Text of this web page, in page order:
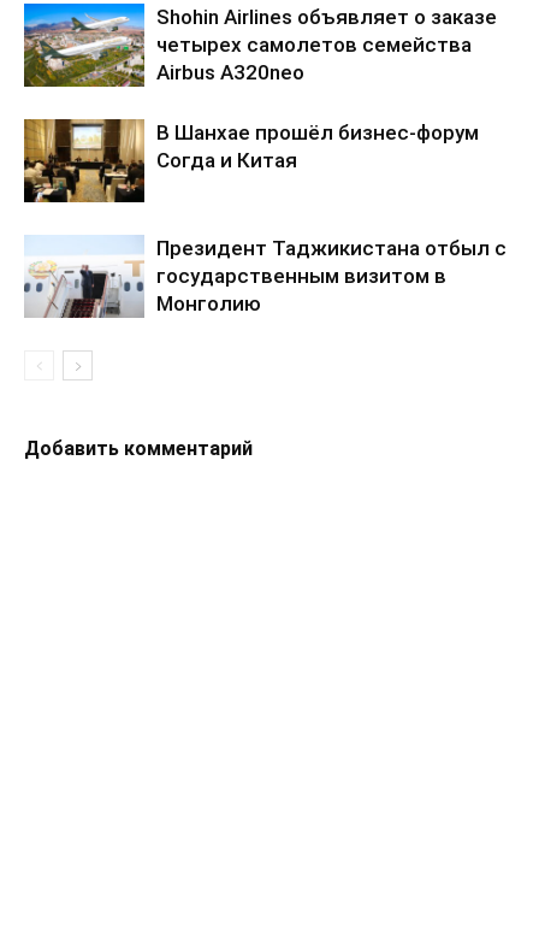
Shohin Airlines объявляет о заказе
четырех самолетов семейства
Airbus A320neo
В Шанхае прошёл бизнес-форум
Согда и Китая
Президент Таджикистана отбыл с
государственным визитом в
Монголию
Добавить комментарий